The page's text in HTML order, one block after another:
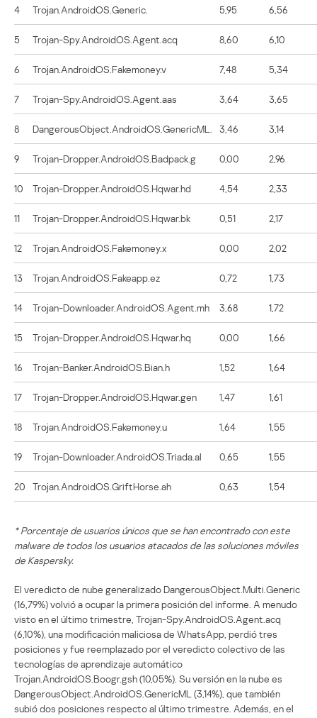
4 Trojan.AndroidOS.Generic. 5,95 6,56
5 Trojan-Spy.AndroidOS.Agent.acq 8,60 6,10
6 Trojan.AndroidOS.Fakemoney.v 7,48 5,34
7 Trojan-Spy.AndroidOS.Agent.aas 3,64 3,65
8 DangerousObject.AndroidOS.GenericML. 3,46 3,14
9 Trojan-Dropper.AndroidOS.Badpack.g 0,00 2,96
10 Trojan-Dropper.AndroidOS.Hqwar.hd 4,54 2,33
11 Trojan-Dropper.AndroidOS.Hqwar.bk 0,51 2,17
12 Trojan.AndroidOS.Fakemoney.x 0,00 2,02
13 Trojan.AndroidOS.Fakeapp.ez 0,72 1,73
14 Trojan-Downloader.AndroidOS.Agent.mh 3,68 1,72
15 Trojan-Dropper.AndroidOS.Hqwar.hq 0,00 1,66
16 Trojan-Banker.AndroidOS.Bian.h 1,52 1,64
17 Trojan-Dropper.AndroidOS.Hqwar.gen 1,47 1,61
18 Trojan.AndroidOS.Fakemoney.u 1,64 1,55
19 Trojan-Downloader.AndroidOS.Triada.al 0,65 1,55
20 Trojan.AndroidOS.GriftHorse.ah 0,63 1,54
* Porcentaje de usuarios únicos que se han encontrado con este
malware de todos los usuarios atacados de las soluciones móviles
de Kaspersky.
El veredicto de nube generalizado DangerousObject.Multi.Generic
(16,79%) volvió a ocupar la primera posición del informe. A menudo
visto en el último trimestre, Trojan-Spy.AndroidOS.Agent.acq
(6,10%), una modificación maliciosa de WhatsApp, perdió tres
posiciones y fue reemplazado por el veredicto colectivo de las
tecnologías de aprendizaje automático
Trojan.AndroidOS.Boogr.gsh (10,05%). Su versión en la nube es
DangerousObject.AndroidOS.GenericML (3,14%), que también
subió dos posiciones respecto al último trimestre. Además, en el